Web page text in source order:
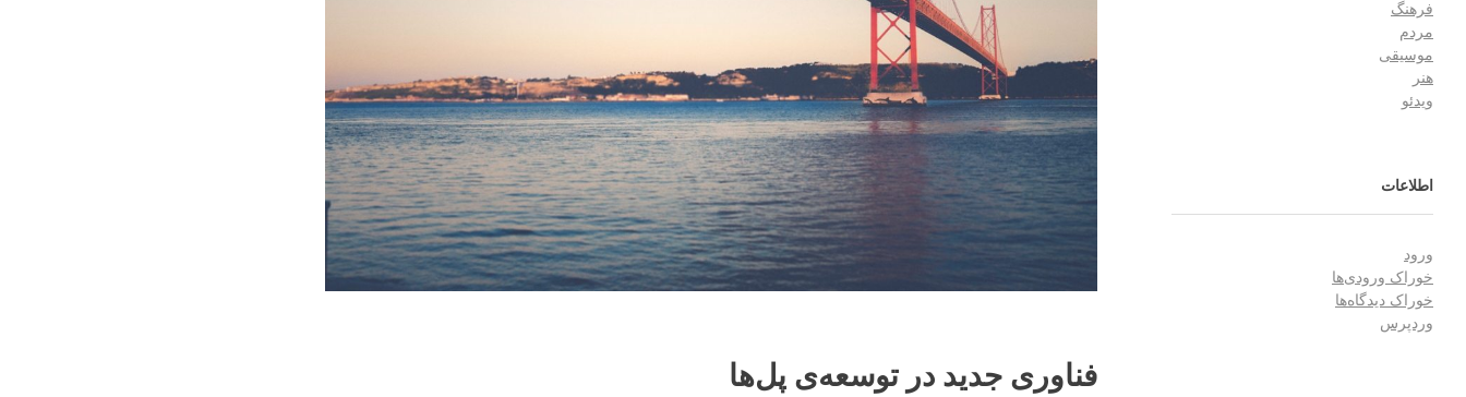
فناوری جدید در توسعه‌ی پل‌ها
فرهنگ
مردم
موسیقی
هنر
ویدئو
اطلاعات
ورود
خوراک ورودی‌ها
خوراک دیدگاه‌ها
وردپرس